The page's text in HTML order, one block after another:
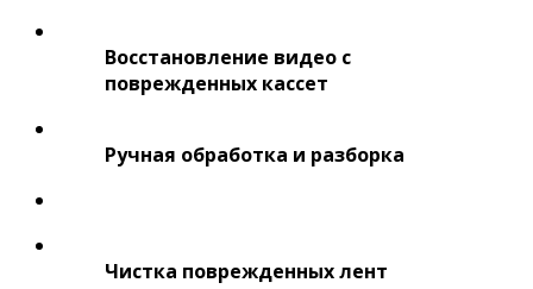
Восстановление видео с
поврежденных кассет
Ручная обработка и разборка
Чистка поврежденных лент